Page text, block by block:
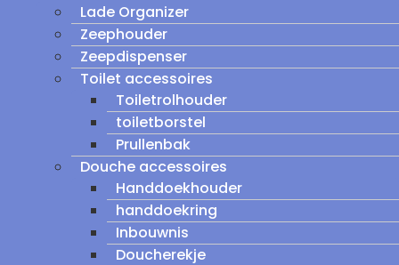
Lade Organizer
Zeephouder
Zeepdispenser
Toilet accessoires
Toiletrolhouder
toiletborstel
Prullenbak
Douche accessoires
Handdoekhouder
handdoekring
Inbouwnis
Doucherekje